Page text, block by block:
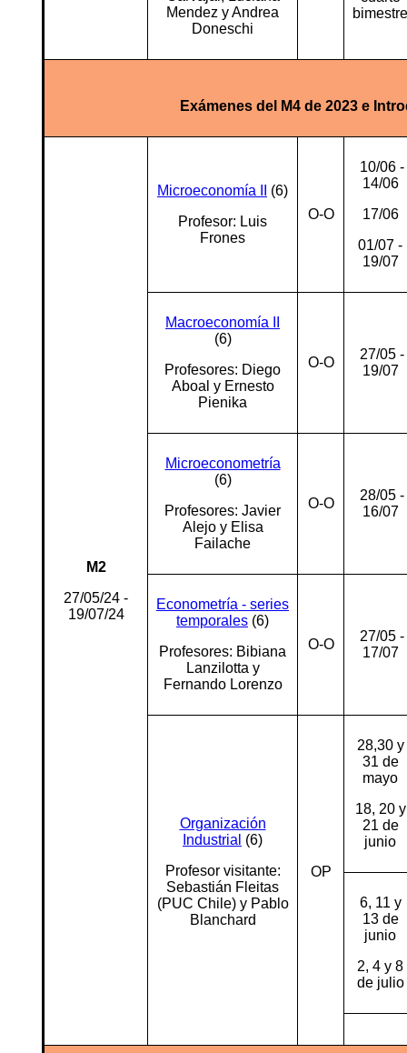
Mendez y Andrea
Doneschi
bimestre
Exámenes del M4 de 2023 e
M2
27/05/24 -
19/07/24
Microeconomía II
(6)
Profesor: Luis
Frones
O-O
10/06 -
14/06
17/06
01/07 -
19/07
Macroeconomía II
(6)
Profesores: Diego
Aboal y Ernesto
Pienika
O-O
27/05 -
19/07
Microeconometría
(6)
Profesores: Javier
Alejo y Elisa
Failache
O-O
28/05 -
16/07
Econometría - series
temporales (6)
Profesores: Bibiana
Lanzilotta y
Fernando Lorenzo
O-O
27/05 -
17/07
Organización
Industrial (6)
Profesor visitante:
Sebastián Fleitas
(PUC Chile) y Pablo
Blanchard
OP
28,30 y
31 de
mayo
18, 20 y
21 de
junio
6, 11 y
13 de
junio
2, 4 y 8
de julio